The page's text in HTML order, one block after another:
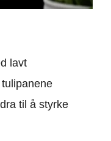
lavt
til å styrke